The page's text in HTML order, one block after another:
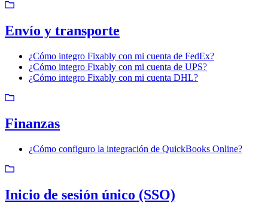
Envío y transporte
¿Cómo integro Fixably con mi cuenta de FedEx?
¿Cómo integro Fixably con mi cuenta de UPS?
¿Cómo integro Fixably con mi cuenta DHL?
Finanzas
¿Cómo configuro la integración de QuickBooks Online?
Inicio de sesión único (SSO)